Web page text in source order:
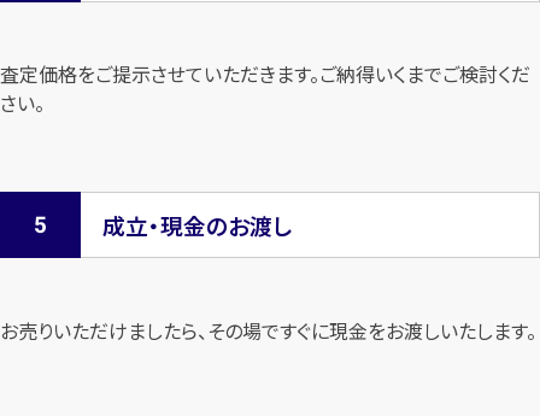
査定価格をご提示させていただきます。ご納得いくまでご検討くだ
さい。
成立・現金のお渡し
お売りいただけましたら、その場ですぐに現金をお渡しいたします。